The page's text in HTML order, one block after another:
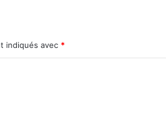
indiqués avec *